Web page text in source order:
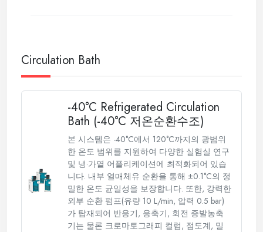
Circulation Bath
-40°C Refrigerated Circulation
Bath (-40°C 저온순환수조)
본 시스템은 -40°C에서 120°C까지의 광범위
한 온도 범위를 지원하여 다양한 실험실 연구
및 냉·가열 어플리케이션에 최적화되어 있습
니다. 내부 열매체유 순환을 통해 ±0.1°C의 정
밀한 온도 균일성을 보장합니다. 또한, 강력한
외부 순환 펌프(유량 10 L/min, 압력 0.5 bar)
가 탑재되어 반응기, 응축기, 회전 증발농축
기는 물론 크로마토그래피 컬럼, 점도계, 밀